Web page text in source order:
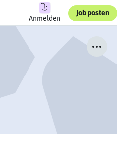
Anmelden
Job posten